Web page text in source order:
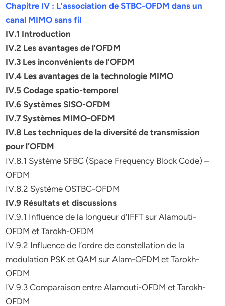
Chapitre IV : L’association de STBC-OFDM dans un
canal MIMO sans fil
IV.1 Introduction
IV.2 Les avantages de l’OFDM
IV.3 Les inconvénients de l’OFDM
IV.4 Les avantages de la technologie MIMO
IV.5 Codage spatio-temporel
IV.6 Systèmes SISO-OFDM
IV.7 Systèmes MIMO-OFDM
IV.8 Les techniques de la diversité de transmission
pour l’OFDM
IV.8.1 Système SFBC (Space Frequency Block Code) –
OFDM
IV.8.2 Système OSTBC-OFDM
IV.9 Résultats et discussions
IV.9.1 Influence de la longueur d’IFFT sur Alamouti-
OFDM et Tarokh-OFDM
IV.9.2 Influence de l’ordre de constellation de la
modulation PSK et QAM sur Alam-OFDM et Tarokh-
OFDM
IV.9.3 Comparaison entre Alamouti-OFDM et Tarokh-
OFDM